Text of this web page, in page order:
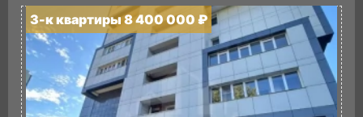
3-к квартиры 8 400 000 ₽